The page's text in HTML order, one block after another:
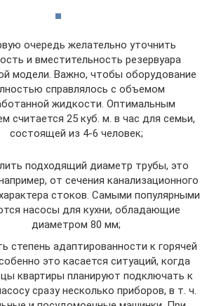
очередь желательно уточнить
и вместительность резервуара
модели. Важно, чтобы оборудование
справлялось с объемом
жидкости. Оптимальным
считается 25 куб. м. в час для семьи,
состоящей из 4-6 человек;
подходящий диаметр трубы, это
от сечения канализационного
стоков. Самыми популярными
насосы для кухни, обладающие
диаметром 80 мм;
степень адаптированности к горячей
это касается ситуаций, когда
квартиры планируют подключать к
сразу несколько приборов, в т. ч.